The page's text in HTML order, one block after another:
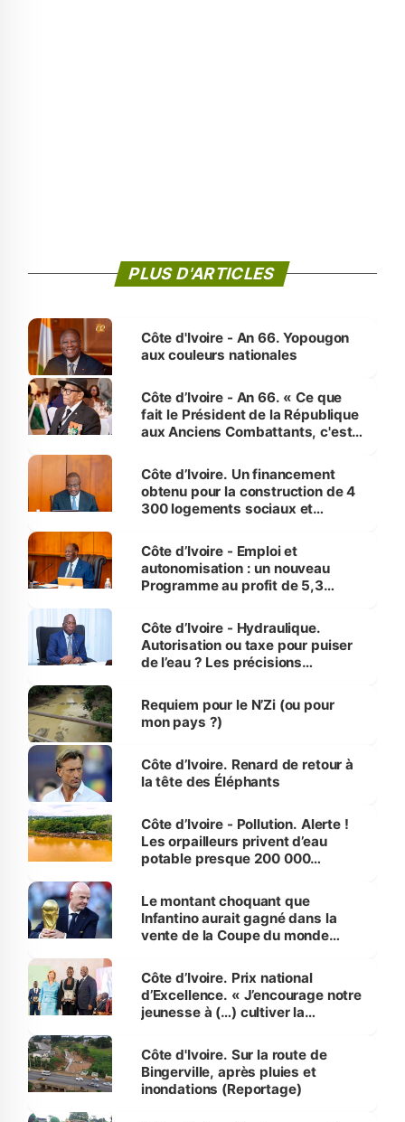
PLUS D'ARTICLES
Côte d'Ivoire - An 66. Yopougon
aux couleurs nationales
Côte d’Ivoire - An 66. « Ce que
fait le Président de la République
aux Anciens Combattants, c'est
Côte d’Ivoire. Un financement
obtenu pour la construction de 4
300 logements sociaux et
et Yamoussoukro
Côte d’Ivoire - Emploi et
autonomisation : un nouveau
Programme au profit de 5,3
Côte d’Ivoire - Hydraulique.
Autorisation ou taxe pour puiser
de l’eau ? Les précisions
Requiem pour le N’Zi (ou pour
mon pays ?)
Côte d’Ivoire. Renard de retour à
la tête des Éléphants
Côte d’Ivoire - Pollution. Alerte !
Les orpailleurs privent d’eau
potable presque 200 000
Le montant choquant que
Infantino aurait gagné dans la
vente de la Coupe du monde
Côte d’Ivoire. Prix national
d’Excellence. « J’encourage notre
jeunesse à (…) cultiver la
(Alassane Ouattara
Côte d'Ivoire. Sur la route de
Bingerville, après pluies et
inondations (Reportage)